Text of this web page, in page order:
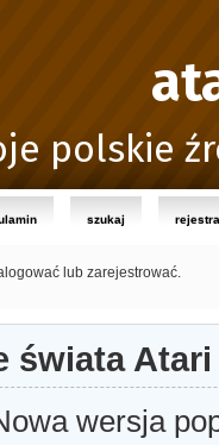
polskie
szukaj
lub zarejestrować.
świata Atari
wersja